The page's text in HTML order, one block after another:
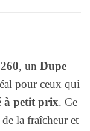
, un Dupe
pour ceux qui
à petit prix. Ce
de la fraîcheur et